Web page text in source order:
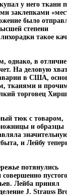
у него ткани
заклепками
было
степени
такое
однако, в
На деловую
в США,
тканями и
торговец Хирш
тюк с товаром,
и образцы
и Лейбу
потянулись
совершенно пустого
Лейба принял
J. Strauss